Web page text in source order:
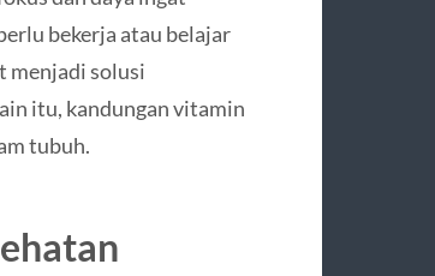
bekerja atau belajar
menjadi solusi
itu, kandungan vitamin
tubuh.